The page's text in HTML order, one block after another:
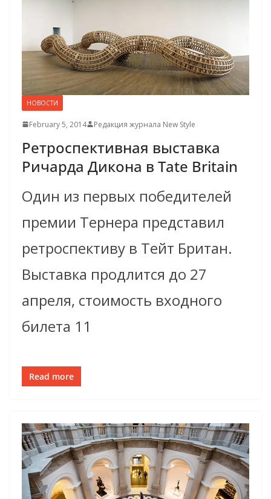
НОВОСТИ
February 5, 2014 Редакция журнала New Style
Ретроспективная выставка
Ричарда Дикона в Tate Britain
Один из первых победителей
премии Тернера представил
ретроспективу в Тейт Британ.
Выставка продлится до 27
апреля, стоимость входного
билета 11
Read more